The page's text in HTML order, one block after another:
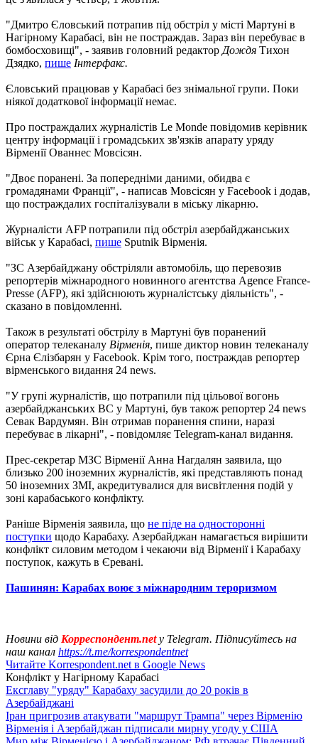
"Дмитро Єловський потрапив під обстріл у місті Мартуні в
Нагірному Карабасі, він не постраждав. Зараз він перебуває в
бомбосховищі", - заявив головний редактор Дождя Тихон
Дзядко, пише Інтерфакс.
Єловський працював у Карабасі без знімальної групи. Поки
ніякої додаткової інформації немає.
Про постраждалих журналістів Le Monde повідомив керівник
центру інформації і громадських зв'язків апарату уряду
Вірменії Ованнес Мовсісян.
"Двоє поранені. За попередніми даними, обидва є
громадянами Франції", - написав Мовсісян у Facebook і додав,
що постраждалих госпіталізували в міську лікарню.
Журналісти AFP потрапили під обстріл азербайджанських
військ у Карабасі, пише Sputnik Вірменія.
"ЗС Азербайджану обстріляли автомобіль, що перевозив
репортерів міжнародного новинного агентства Agence France-
Presse (AFP), які здійснюють журналістську діяльність", -
сказано в повідомленні.
Також в результаті обстрілу в Мартуні був поранений
оператор телеканалу Вірменія, пише диктор новин телеканалу
Єрна Єлізбарян у Facebook. Крім того, постраждав репортер
вірменського видання 24 news.
"У групі журналістів, що потрапили під цільової вогонь
азербайджанських ВС у Мартуні, був також репортер 24 news
Севак Вардумян. Він отримав поранення спини, наразі
перебуває в лікарні", - повідомляє Telegram-канал видання.
Прес-секретар МЗС Вірменії Анна Нагдалян заявила, що
близько 200 іноземних журналістів, які представляють понад
50 іноземних ЗМІ, акредитувалися для висвітлення подій у
зоні карабаського конфлікту.
Раніше Вірменія заявила, що не піде на односторонні
поступки щодо Карабаху. Азербайджан намагається вирішити
конфлікт силовим методом і чекаючи від Вірменії і Карабаху
поступок, кажуть в Єревані.
Пашинян: Карабах воює з міжнародним тероризмом
Новини від Корреспондент.netу Telegram. Підписуйтесь на
наш канал https://t.me/korrespondentnet
Читайте Korrespondent.net в Google News
Конфлікт у Нагірному Карабасі
Ексглаву "уряду" Карабаху засудили до 20 років в
Азербайджані
Іран пригрозив атакувати "маршрут Трампа" через Вірменію
Вірменія і Азербайджан підписали мирну угоду у США